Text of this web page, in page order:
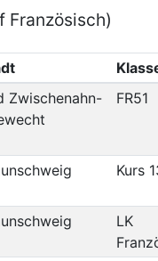
Französisch)
Zwischenahn-
FR51
Kurs
LK